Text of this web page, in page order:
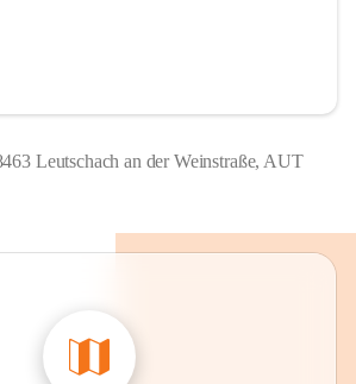
Leutschach an der Weinstraße, AUT